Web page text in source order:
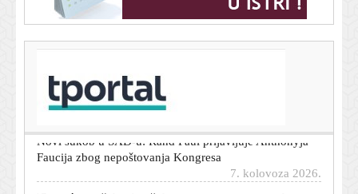
U Glini otvoren Trg hrvatske himne
Novi sukob u SAD-u: Rand Paul prijavljuje Anthonyja
Faucija zbog nepoštovanja Kongresa
'Gospić je naš dom' traži hitnu sanaciju, trajni nadzor